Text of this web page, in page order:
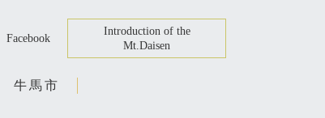
Facebook
Introduction of the
Mt.Daisen
牛馬市